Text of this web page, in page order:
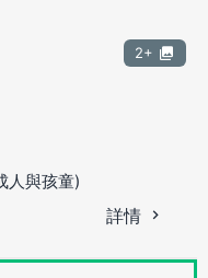
2+
人與孩童)
詳情